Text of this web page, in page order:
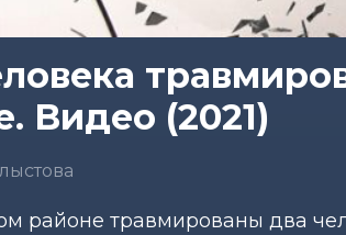
Видео (2021)
районе травмированы два